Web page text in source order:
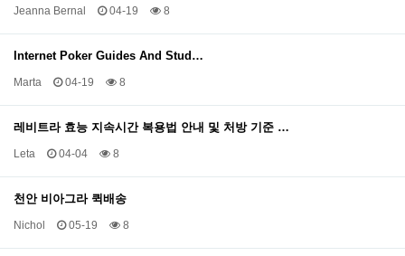
Jeanna Bernal 04-19 8
Internet Poker Guides And Stud…
Marta 04-19 8
레비트라 효능 지속시간 복용법 안내 및 처방 기준 …
Leta 04-04 8
천안 비아그라 퀵배송
Nichol 05-19 8